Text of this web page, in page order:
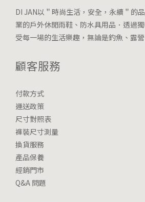
DI JAN以＂時尚生活，安全，永續＂的
業的戶外休閒雨鞋、防水具用品．透過
受每一場的生活樂趣，無論是釣魚、露
顧客服務
付款方式
運送政策
尺寸對照表
褲裝尺寸測量
換貨服務
產品保養
經銷門市
Q&A 問題